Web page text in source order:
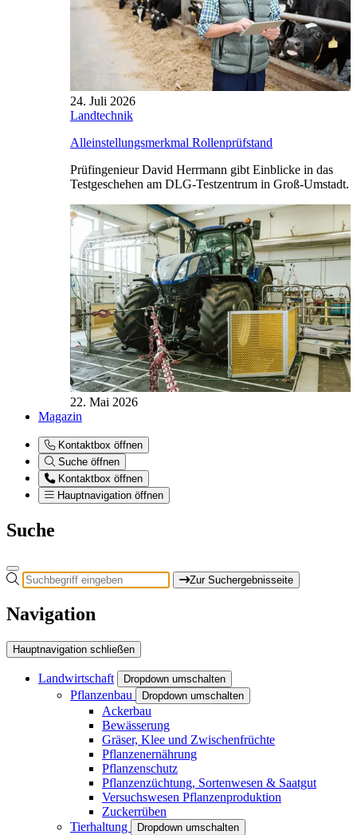
24. Juli 2026
Landtechnik
Alleinstellungsmerkmal Rollenprüfstand
Prüfingenieur David Herrmann gibt Einblicke in das
Testgeschehen am DLG-Testzentrum in Groß-Umstadt.
22. Mai 2026
Magazin
Kontaktbox öffnen
Suche öffnen
Kontaktbox öffnen
Hauptnavigation öffnen
Suche
Zur Suchergebnisseite
Navigation
Hauptnavigation schließen
Landwirtschaft Dropdown umschalten
Pflanzenbau Dropdown umschalten
Ackerbau
Bewässerung
Gräser, Klee und Zwischenfrüchte
Pflanzenernährung
Pflanzenschutz
Pflanzenzüchtung, Sortenwesen & Saatgut
Versuchswesen Pflanzenproduktion
Zuckerrüben
Tierhaltung
Dropdown umschalten